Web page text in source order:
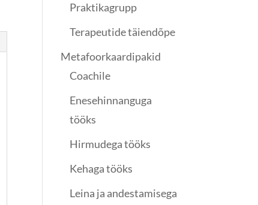
Praktikagrupp
Terapeutide täiendõpe
Metafoorkaardipakid
Coachile
Enesehinnanguga
tööks
Hirmudega tööks
Kehaga tööks
Leina ja andestamisega